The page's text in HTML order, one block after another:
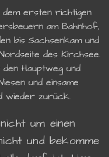
ersten richtigen
am Bahnhof,
bis Sachsenkam und
des Kirchsee.
Hauptweg und
und einsame
wieder zurück.
um einen
und bekomme